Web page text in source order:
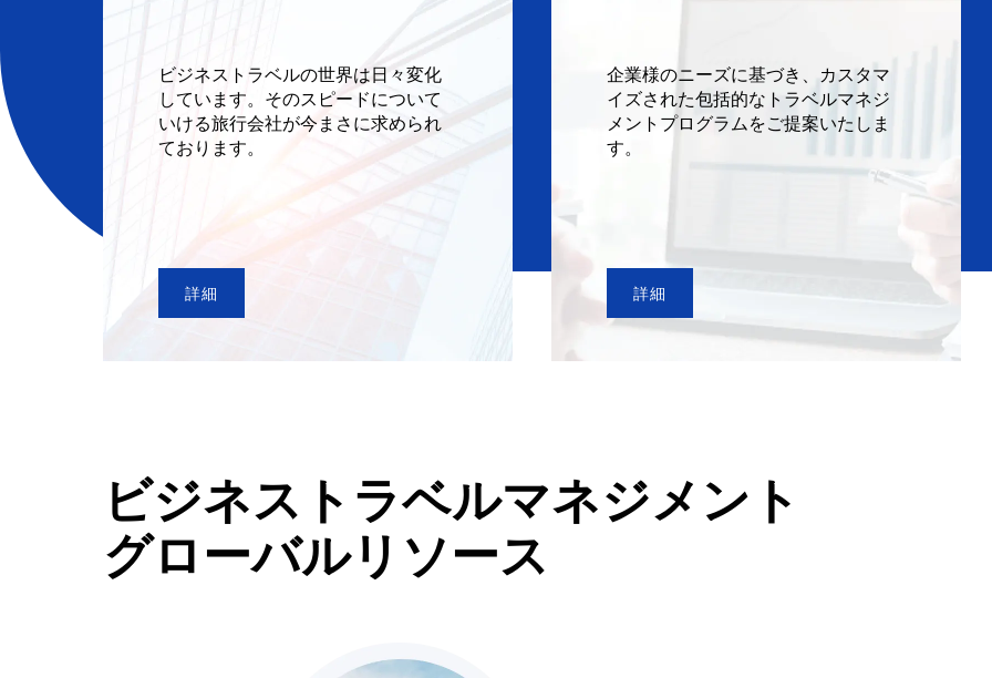
ビジネストラベルの世界は日々変化
しています。そのスピードについて
いける旅行会社が今まさに求められ
ております。
詳細
企業様のニーズに基づき、カスタマ
イズされた包括的なトラベルマネジ
メントプログラムをご提案いたしま
す。
詳細
ビジネストラベルマネジメント
グローバルリソース